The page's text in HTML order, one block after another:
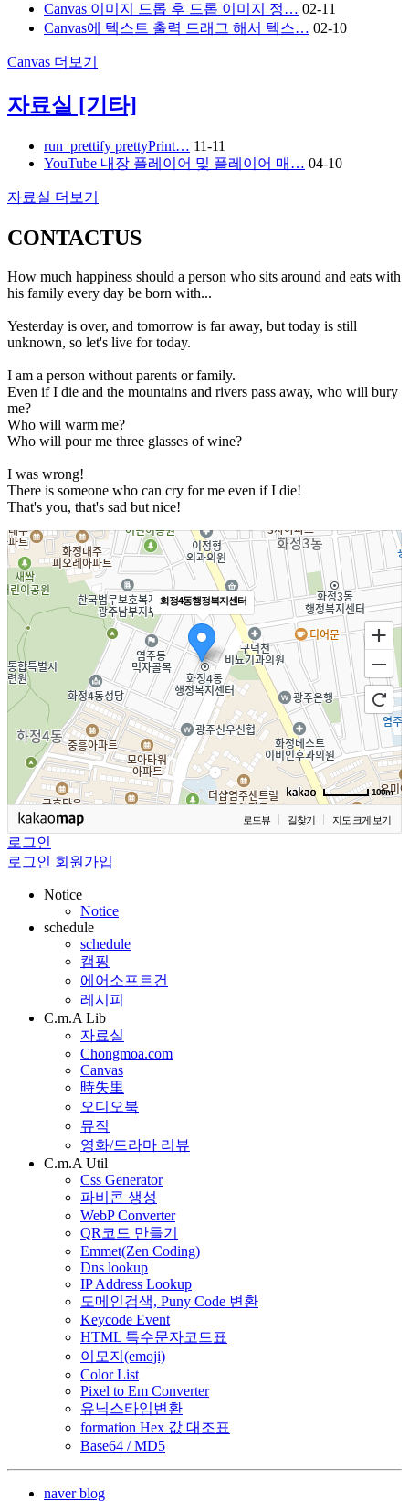
Canvas 이미지 드롭 후 드롭 이미지 정… 02-11
Canvas에 텍스트 출력 드래그 해서 텍스… 02-10
Canvas 더보기
자료실 [기타]
run_prettify prettyPrint… 11-11
YouTube 내장 플레이어 및 플레이어 매… 04-10
자료실 더보기
CONTACTUS
How much happiness should a person who sits around and eats with
his family every day be born with...
Yesterday is over, and tomorrow is far away, but today is still
unknown, so let's live for today.
I am a person without parents or family.
Even if I die and the mountains and rivers pass away, who will bury
me?
Who will warm me?
Who will pour me three glasses of wine?
I was wrong!
There is someone who can cry for me even if I die!
That's you, that's sad but nice!
화정4동행정복지센터
100m
로드뷰 길찾기 지도 크게 보기
로그인
로그인 회원가입
Notice
Notice
schedule
schedule
캠핑
에어소프트건
레시피
C.m.A Lib
자료실
Chongmoa.com
Canvas
時失里
오디오북
뮤직
영화/드라마 리뷰
C.m.A Util
Css Generator
파비콘 생성
WebP Converter
QR코드 만들기
Emmet(Zen Coding)
Dns lookup
IP Address Lookup
도메인검색, Puny Code 변환
Keycode Event
HTML 특수문자코드표
이모지(emoji)
Color List
Pixel to Em Converter
유닉스타임변환
formation Hex 값 대조표
Base64 / MD5
naver blog